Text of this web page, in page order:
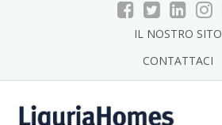
IL NOSTRO SITO
CONTATTACI